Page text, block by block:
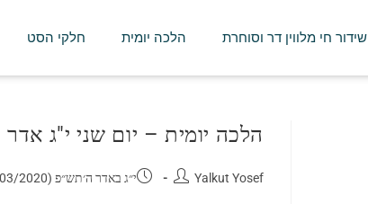
שידור חי מלווין דר וסוחרת הלכה יומית חלקי הסט
הלכה יומית – יום שני י"ג
Yalkut Yosef י״ג באדר ה׳תש״פ (09/03/2020)